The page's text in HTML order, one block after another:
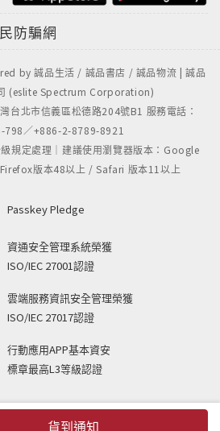
貨到通知
防騙網
by 誠品生活 / 誠品書店 / 誠品物流 | 誠品
(eslite Spectrum Corporation)
台北市信義區松德路204號B1 服務電話：
798／+886-2-8789-8921
規定處理｜建議使用瀏覽器版本：Google
版本48以上 / Safari 版本11以上
Passkey Pledge
資通安全管理系統榮獲
ISO/IEC 27001認證
雲端服務資訊安全管理榮獲
ISO/IEC 27017認證
行動應用APP基本資安
標章最高L3等級認證